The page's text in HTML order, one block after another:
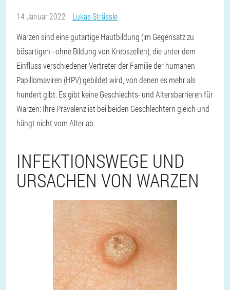
14 Januar 2022
Lukas Strässle
Warzen sind eine gutartige Hautbildung (im Gegensatz zu
bösartigen - ohne Bildung von Krebszellen), die unter dem
Einfluss verschiedener Vertreter der Familie der humanen
Papillomaviren (HPV) gebildet wird, von denen es mehr als
hundert gibt. Es gibt keine Geschlechts- und Altersbarrieren für
Warzen: Ihre Prävalenz ist bei beiden Geschlechtern gleich und
hängt nicht vom Alter ab.
INFEKTIONSWEGE UND
URSACHEN VON WARZEN